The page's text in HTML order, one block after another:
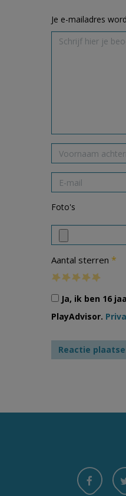
Je e-mailadres
Foto's
Aantal sterren *
Ja, ik ben 16
PlayAdvisor.